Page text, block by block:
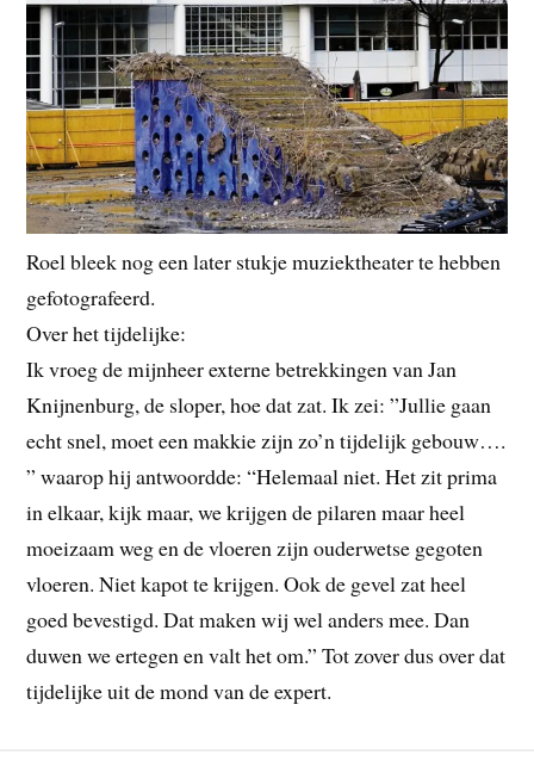
Roel bleek nog een later stukje muziektheater te hebben
gefotografeerd.
Over het tijdelijke:
Ik vroeg de mijnheer externe betrekkingen van Jan
Knijnenburg, de sloper, hoe dat zat. Ik zei: ”Jullie gaan
echt snel, moet een makkie zijn zo’n tijdelijk gebouw….
” waarop hij antwoordde: “Helemaal niet. Het zit prima
in elkaar, kijk maar, we krijgen de pilaren maar heel
moeizaam weg en de vloeren zijn ouderwetse gegoten
vloeren. Niet kapot te krijgen. Ook de gevel zat heel
goed bevestigd. Dat maken wij wel anders mee. Dan
duwen we ertegen en valt het om.” Tot zover dus over dat
tijdelijke uit de mond van de expert.